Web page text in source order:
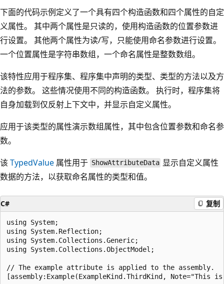
下面的代码示例定义了一个具有四个构造函数和四个属性的自定
义属性。 其中两个属性是只读的，使用构造函数的位置参数进
行设置。 其他两个属性为读/写，只能使用命名参数进行设置。
一个位置属性是字符串数组，一个命名属性是整数数组。
该特性应用于程序集、程序集中声明的类型、类型的方法以及方
法的参数。 这些情况使用不同的构造函数。 执行时，程序集将
自身加载到仅反射上下文中，并显示自定义属性。
应用于该类型的属性演示数组属性，其中包含位置参数和命名参
数。
该 TypedValue 属性用于 ShowAttributeData 显示自定义属性
数据的方法，以获取命名属性的类型和值。
C# 复制
using System;
using System.Reflection;
using System.Collections.Generic;
using System.Collections.ObjectModel;
// The example attribute is applied to the assembly.
[assembly:Example(ExampleKind.ThirdKind,